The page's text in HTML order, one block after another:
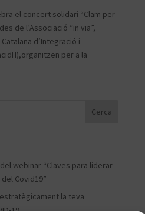
el concert solidari “Clam per
de l’Associació “in via”,
d’Integració i
per a la
webinar “Claves para liderar
Covid19”
la teva
19